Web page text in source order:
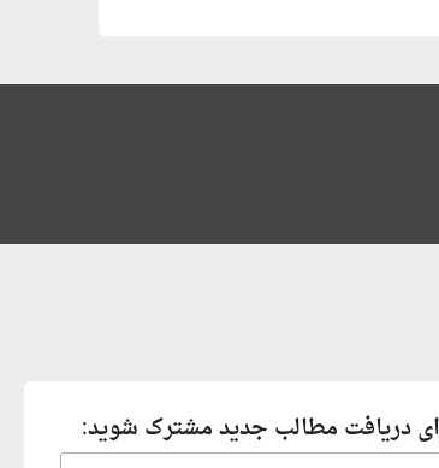
دریافت مطالب جدید مشترک شوید: